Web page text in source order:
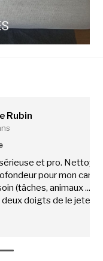
de
canapé qui en
...) Le résultat